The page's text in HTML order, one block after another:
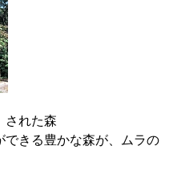
された森
できる豊かな森が、ムラの